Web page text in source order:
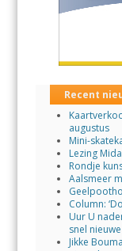
Recent
augustus
Mini-
Lezing
Rondje
Aalsmeer
Column:
Uur U
snel
Jikke